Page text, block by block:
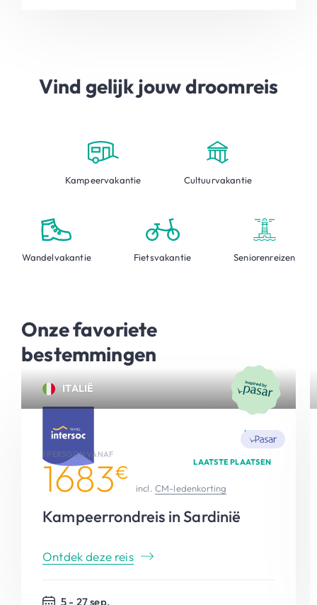
Vind gelijk jouw droomreis
Kampeervakantie Cultuurvakantie
Wandelvakantie Fietsvakantie Seniorenreizen
Onze favoriete
bestemmingen
NIEUW
LAATSTE PLAATSEN
ITALIË
1 PERSOON VANAF
1683€
incl. CM-ledenkorting
Kampeerrondreis in Sardinië
Ontdek deze reis
5 - 27 sep.